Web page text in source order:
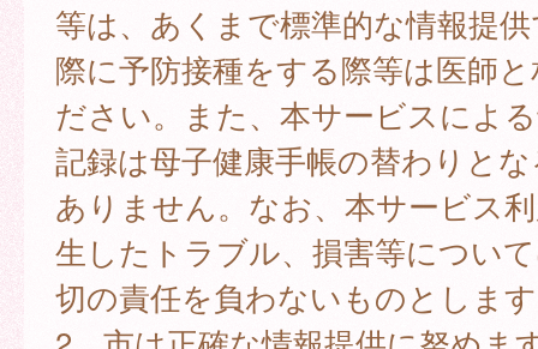
等は、あくまで標準的な情報提
際に予防接種をする際等は医師
ださい。また、本サービスによ
記録は母子健康手帳の替わりと
ありません。なお、本サービス
生したトラブル、損害等につい
切の責任を負わないものとしま